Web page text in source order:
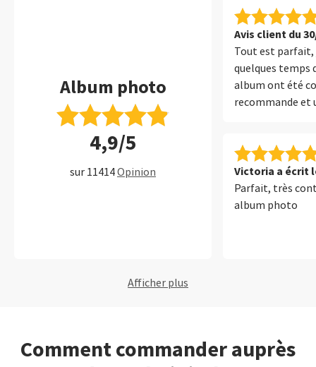
Album photo
4,9/5
sur 11414Opinion
Avis client du
Tout est parfait,
quelques temps
album ont été
recommande et
Victoria a écrit
Parfait, très
album photo
Afficher plus
Comment commander auprès